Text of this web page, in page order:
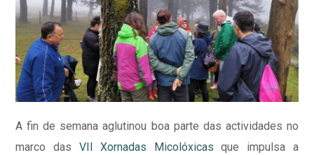
A fin de semana aglutinou boa parte das actividades no
marco das VII Xornadas Micolóxicas que impulsa a